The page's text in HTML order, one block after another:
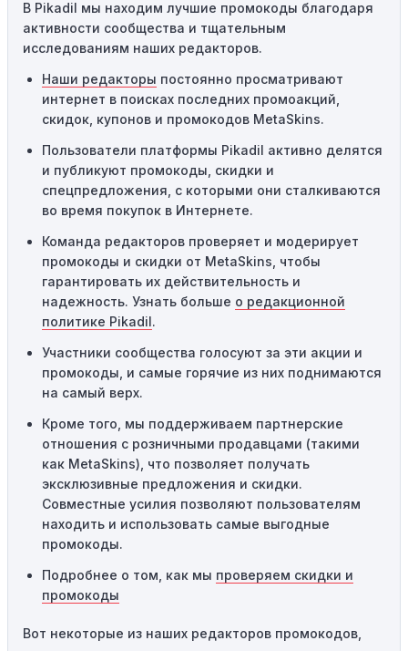
промокоды требуют соблюдения минимального
порога покупки, чтобы получить право на скидку. Если
сумма в корзине не соответствует указанному порогу,
код не сработает.
Географические ограничения:Действие некоторых
промокодов может быть ограничено определенными
местами или регионами. Если вы находитесь за
пределами указанного региона, то код не будет
применяться.
предназначены только для однократного
использования. Если код уже был использован кем-то
другим, он не будет действовать повторно.
Технические сбои:
привести к неработоспособности кодов промокодов. В
таких случаях следует обратиться за помощью в
службу поддержки.
В Pikadil мы находим лучшие промокоды благодаря
активности сообщества и тщательным
исследованиям наших редакторов.
Наши редакторы постоянно просматривают
интернет в поисках последних промоакций,
скидок, купонов и промокодов MetaSkins.
Пользователи платформы Pikadil активно делятся
и публикуют промокоды, скидки и
спецпредложения, с которыми они сталкиваются
во время покупок в Интернете.
Команда редакторов проверяет и модерирует
промокоды и скидки от MetaSkins, чтобы
гарантировать их действительность и
надежность. Узнать больше о редакционной
политике Pikadil.
Участники сообщества голосуют за эти акции и
промокоды, и самые горячие из них поднимаются
на самый верх.
Кроме того, мы поддерживаем партнерские
отношения с розничными продавцами (такими
как MetaSkins), что позволяет получать
эксклюзивные предложения и скидки.
Совместные усилия позволяют пользователям
находить и использовать самые выгодные
промокоды.
Подробнее о том, как мы проверяем скидки и
промокоды
Вот некоторые из наших редакторов промокодов,